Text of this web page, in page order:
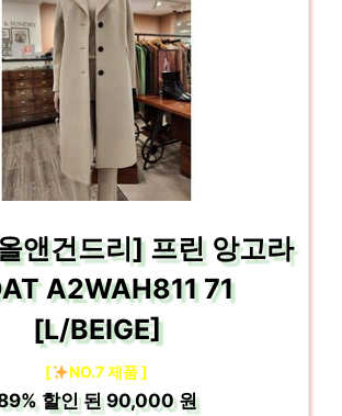
앤건드리] 프린 앙고라
A2WAH811 71
[L/BEIGE]
[ NO.7 제품 ]
할인 된90,000 원